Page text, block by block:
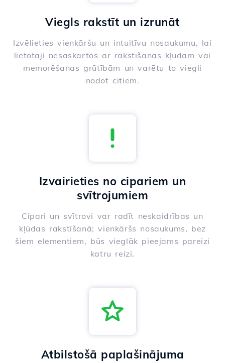
Viegls rakstīt un izrunāt
Izvēlieties vienkāršu un intuitīvu nosaukumu, lai
lietotāji nesaskartos ar rakstīšanas kļūdām vai
memorēšanas grūtībām un varētu to viegli
nodot citiem.
Izvairieties no cipariem un
svītrojumiem
Cipari un svītrovi var radīt neskaidrības un
kļūdas rakstīšanā; vienkāršs nosaukums, bez
šiem elementiem, būs vieglāk pieejams pareizi
katru reizi.
Atbilstošā paplašinājuma